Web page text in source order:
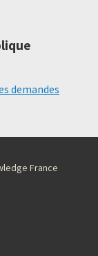
demandes
France